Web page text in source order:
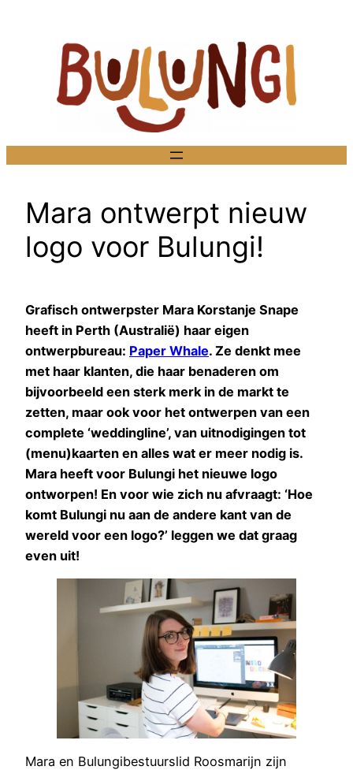
Mara ontwerpt nieuw
logo voor Bulungi!
Grafisch ontwerpster Mara Korstanje Snape
heeft in Perth (Australië) haar eigen
ontwerpbureau: Paper Whale. Ze denkt mee
met haar klanten, die haar benaderen om
bijvoorbeeld een sterk merk in de markt te
zetten, maar ook voor het ontwerpen van een
complete ‘weddingline’, van uitnodigingen tot
(menu)kaarten en alles wat er meer nodig is.
Mara heeft voor Bulungi het nieuwe logo
ontworpen! En voor wie zich nu afvraagt: ‘Hoe
komt Bulungi nu aan de andere kant van de
wereld voor een logo?’ leggen we dat graag
even uit!
Mara en Bulungibestuurslid Roosmarijn zijn